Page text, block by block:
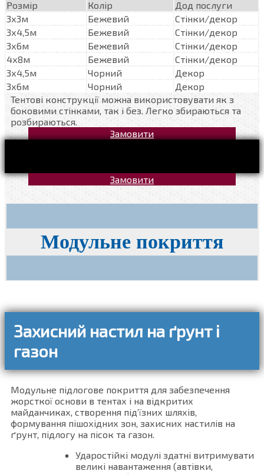
Розмір
Колір
Дод послуги
3х3м
Бежевий
Стінки/декор
3х4,5м
Бежевий
Стінки/декор
3х6м
Бежевий
Стінки/декор
4х8м
Бежевий
Стінки/декор
3х4,5м
Чорний
Декор
3х6м
Чорний
Декор
Тентові конструкції можна використовувати як з
боковими стінками, так і без. Легко збираються та
розбираються.
Замовити
Замовити
Модульне покриття
Захисний настил на ґрунт і
газон
Модульне підлогове покриття для забезпечення
жорсткої основи в тентах і на відкритих
майданчиках, створення під’їзних шляхів,
формування пішохідних зон, захисних настилів на
ґрунт, підлогу на пісок та газон.
Ударостійкі модулі здатні витримувати
великі навантаження (автівки,